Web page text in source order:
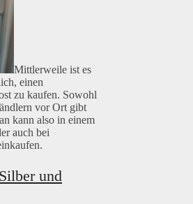
Mittlerweile ist es
einen
zu kaufen. Sowohl
vor Ort gibt
kann also in einem
auch bei
und